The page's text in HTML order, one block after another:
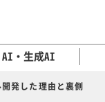
AI・生成AI
発した理由と裏側